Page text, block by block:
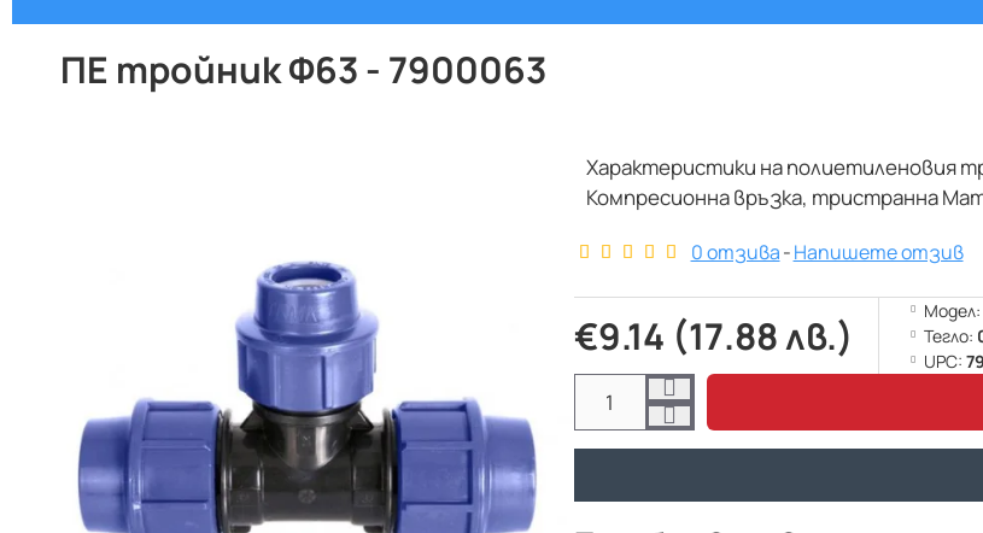
ПЕ тройник Ф63 - 7900063
Характеристики на полиетиленовия
Компресионна връзка, тристранна
0 отзива-Напишете отзив
€9.14 (17.88 лв.) Модел:
Тегло:
UPC: